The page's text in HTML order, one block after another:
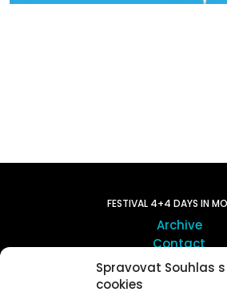
Spravovat Souhlas s
cookies
FESTIVAL 4+4 DAYS IN
Archive
Contact